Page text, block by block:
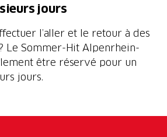
jours
l’aller et le retour à des
Le Sommer-Hit Alpenrhein-
être réservé pour un
jours.